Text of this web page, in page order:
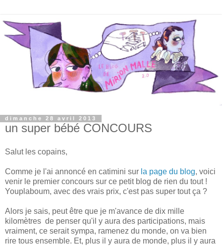
dimanche 28 avril 2013
un super bébé CONCOURS
Salut les copains,
Comme je l'ai annoncé en catimini sur la page du blog, voici
venir le premier concours sur ce petit blog de rien du tout !
Youplaboum, avec des vrais prix, c'est pas super tout ça ?
Alors je sais, peut être que je m'avance de dix mille
kilomètres de penser qu'il y aura des participations, mais
vraiment, ce serait sympa, ramenez du monde, on va bien
rire tous ensemble. Et, plus il y aura de monde, plus il y aura